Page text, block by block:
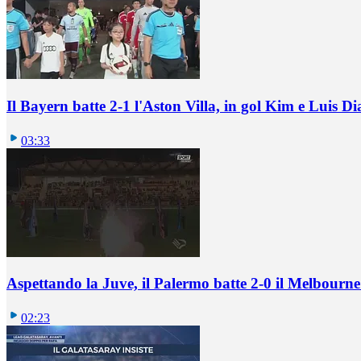
Il Bayern batte 2-1 l'Aston Villa, in gol Kim e Luis
03:33
Aspettando la Juve, il Palermo batte 2-0 il
02:23